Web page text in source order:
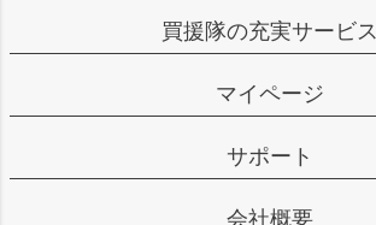
買援隊の充実サービス
マイページ
サポート
会社概要